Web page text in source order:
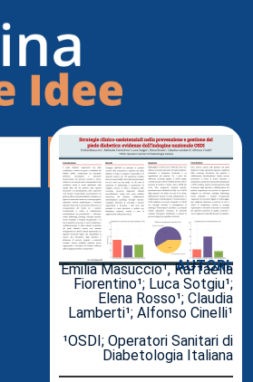
AUTORI:
Emilia Masuccio¹, Raffaella
Fiorentino¹; Luca Sotgiu¹;
Elena Rosso¹; Claudia
Lamberti¹; Alfonso Cinelli¹
¹OSDI; Operatori Sanitari di
Diabetologia Italiana